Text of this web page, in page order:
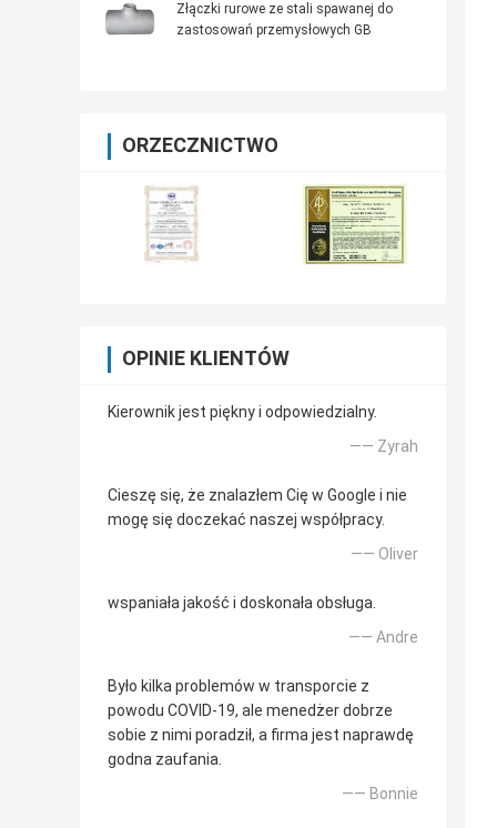
Złączki rurowe ze stali spawanej do
zastosowań przemysłowych GB
ORZECZNICTWO
OPINIE KLIENTÓW
Kierownik jest piękny i odpowiedzialny.
—— Zyrah
Cieszę się, że znalazłem Cię w Google i nie
mogę się doczekać naszej współpracy.
—— Oliver
wspaniała jakość i doskonała obsługa.
—— Andre
Było kilka problemów w transporcie z
powodu COVID-19, ale menedżer dobrze
sobie z nimi poradził, a firma jest naprawdę
godna zaufania.
—— Bonnie